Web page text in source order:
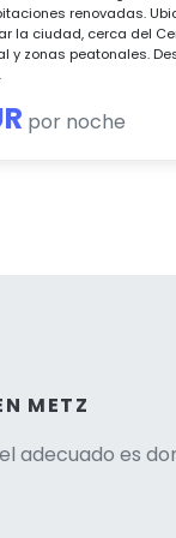
renovadas.
la ciudad, cerca del
y zonas peatonales.
por noche
METZ
adecuado es